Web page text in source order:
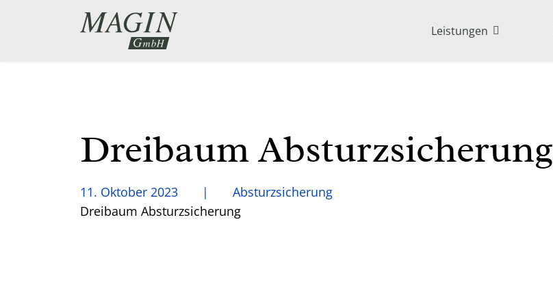
Leistungen
Dreibaum Absturzsicherung
11. Oktober 2023
Absturzsicherung
Dreibaum Absturzsicherung